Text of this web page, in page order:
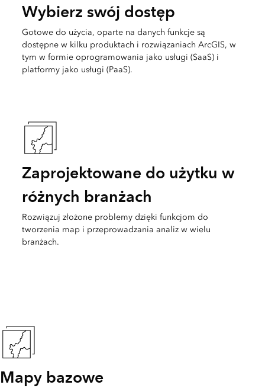
Wybierz swój dostęp
Gotowe do użycia, oparte na danych funkcje są
dostępne w kilku produktach i rozwiązaniach ArcGIS, w
tym w formie oprogramowania jako usługi (SaaS) i
platformy jako usługi (PaaS).
Zaprojektowane do użytku w
różnych branżach
Rozwiązuj złożone problemy dzięki funkcjom do
tworzenia map i przeprowadzania analiz w wielu
branżach.
Mapy bazowe